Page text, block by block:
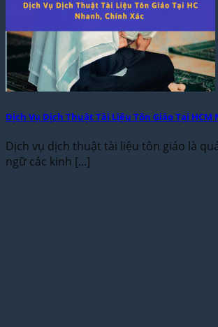
Dịch Vụ Dịch Thuật Tài Liệu Tôn Giáo Tại
Dịch vụ dịch thuật tài liệu tôn giáo là
ngữ các kinh [...]